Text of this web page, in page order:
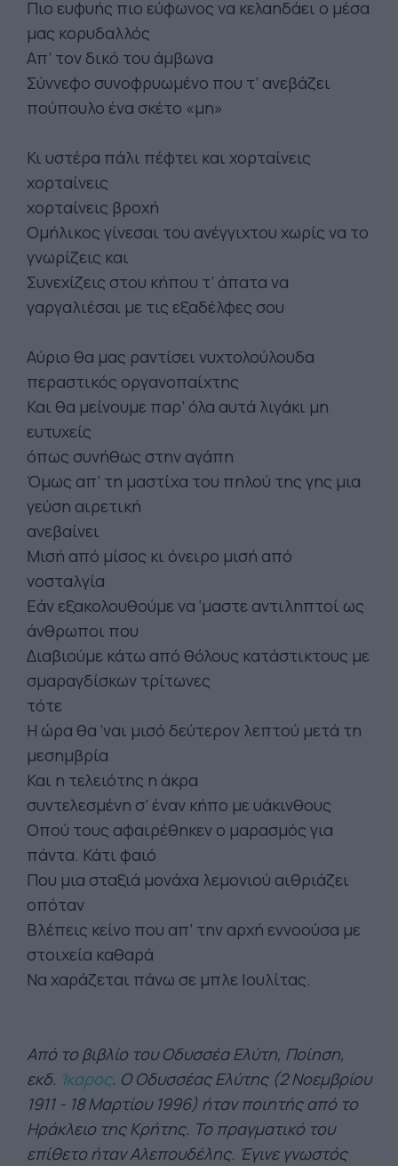
Πιο ευφυής πιο εύφωνος να κελαηδάει ο μέσα
μας κορυδαλλός
Απ’ τον δικό του άμβωνα
Σύννεφο συνοφρυωμένο που τ’ ανεβάζει
πούπουλο ένα σκέτο «μη»
Κι υστέρα πάλι πέφτει και χορταίνεις
χορταίνεις
χορταίνεις βροχή
Ομήλικος γίνεσαι του ανέγγιχτου χωρίς να το
γνωρίζεις και
Συνεχίζεις στου κήπου τ’ άπατα να
γαργαλιέσαι με τις εξαδέλφες σου
Αύριο θα μας ραντίσει νυχτολούλουδα
περαστικός οργανοπαίχτης
Και θα μείνουμε παρ’ όλα αυτά λιγάκι μη
ευτυχείς
όπως συνήθως στην αγάπη
Όμως απ’ τη μαστίχα του πηλού της γης μια
γεύση αιρετική
ανεβαίνει
Μισή από μίσος κι όνειρο μισή από
νοσταλγία
Εάν εξακολουθούμε να ‘μαστε αντιληπτοί ως
άνθρωποι που
Διαβιούμε κάτω από θόλους κατάστικτους με
σμαραγδίσκων τρίτωνες
τότε
Η ώρα θα ‘ναι μισό δεύτερον λεπτού μετά τη
μεσημβρία
Και η τελειότης η άκρα
συντελεσμένη σ’ έναν κήπο με υάκινθους
Οπού τους αφαιρέθηκεν ο μαρασμός για
πάντα. Κάτι φαιό
Που μια σταξιά μονάχα λεμονιού αιθριάζει
οπόταν
Βλέπεις κείνο που απ’ την αρχή εννοούσα με
στοιχεία καθαρά
Να χαράζεται πάνω σε μπλε Ιουλίτας.
Από το βιβλίο του Οδυσσέα Ελύτη, Ποίηση,
εκδ. Ίκαρος. O Οδυσσέας Ελύτης (2 Νοεμβρίου
1911 - 18 Μαρτίου 1996) ήταν ποιητής από το
Ηράκλειο της Κρήτης. Το πραγματικό του
επίθετο ήταν Αλεπουδέλης. Έγινε γνωστός